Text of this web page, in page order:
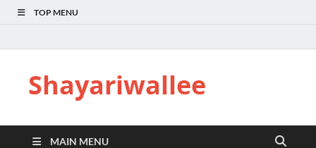
TOP MENU
Shayariwallee
MAIN MENU